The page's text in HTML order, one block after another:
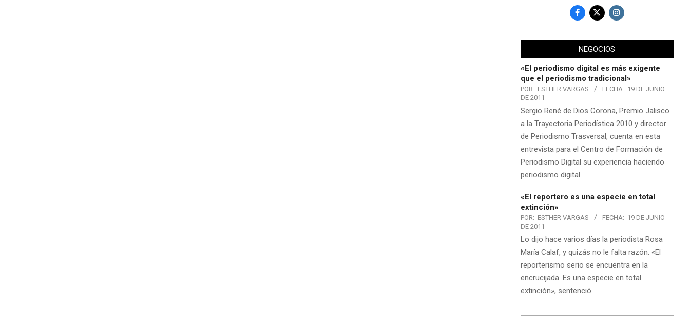
NEGOCIOS
«El periodismo digital es más exigente
que el periodismo tradicional»
POR: ESTHER VARGAS FECHA: 19 DE JUNIO
DE 2011
Sergio René de Dios Corona, Premio Jalisco
a la Trayectoria Periodística 2010 y director
de Periodismo Trasversal, cuenta en esta
entrevista para el Centro de Formación de
Periodismo Digital su experiencia haciendo
periodismo digital.
«El reportero es una especie en total
extinción»
POR: ESTHER VARGAS FECHA: 19 DE JUNIO
DE 2011
Lo dijo hace varios días la periodista Rosa
María Calaf, y quizás no le falta razón. «El
reporterismo serio se encuentra en la
encrucijada. Es una especie en total
extinción», sentenció.